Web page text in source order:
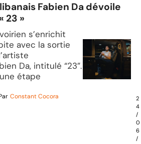
Fabien Da dévoile
23 »
s’enrichit
avec la sortie
Da, intitulé “23”.
étape
Constant Cocora
2
4
/
0
6
/